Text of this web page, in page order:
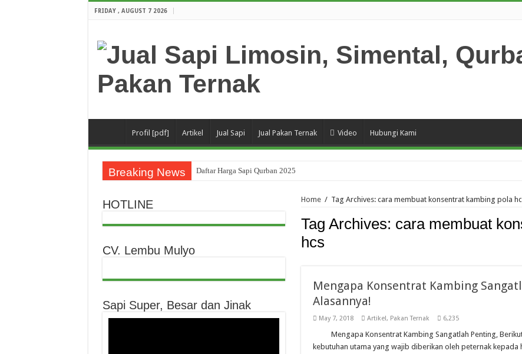
FRIDAY , AUGUST 7 2026
Profil [pdf] Artikel Jual Sapi Jual Pakan Ternak Video Hubungi Kami
Breaking News Daftar Harga Sapi Qurban 2025
Imbas Corona (Covid-19) Daging Sapi di Pasar Sepi Pembeli
Investasi Bodong Sapi Perah Kembali Terjadi di Jawa Timur
Home / Tag Archives: cara membuat konsentrat kambing pola
Tag Archives: cara membuat
hcs
Mengapa Konsentrat Kambing
Alasannya!
May 7, 2018 Artikel, Pakan Ternak 6,235
Mengapa Konsentrat Kambing Sangatlah Penting,
kebutuhan utama yang wajib diberikan oleh peternak kepada
HOTLINE
CV. Lembu Mulyo
Sapi Super, Besar dan Jinak